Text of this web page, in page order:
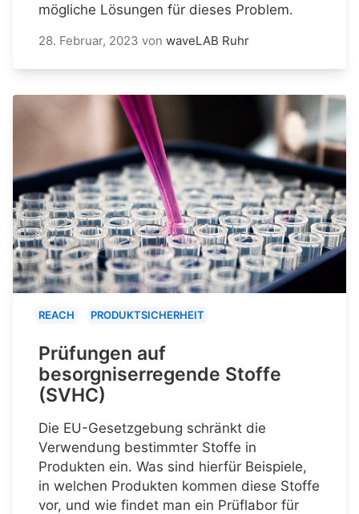
mögliche Lösungen für dieses Problem.
28. Februar, 2023 von waveLAB Ruhr
REACH PRODUKTSICHERHEIT
Prüfungen auf
besorgniserregende Stoffe
(SVHC)
Die EU-Gesetzgebung schränkt die
Verwendung bestimmter Stoffe in
Produkten ein. Was sind hierfür Beispiele,
in welchen Produkten kommen diese Stoffe
vor, und wie findet man ein Prüflabor für